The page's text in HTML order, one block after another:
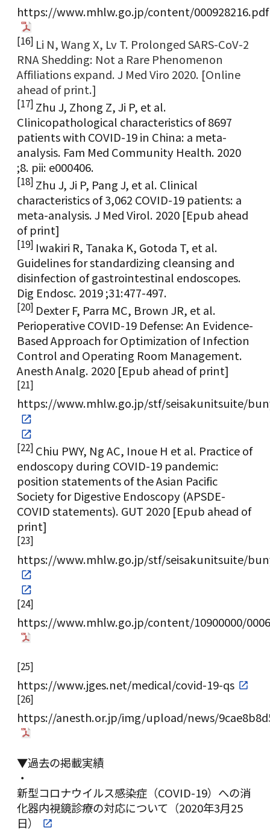
https://www.mhlw.go.jp/content/000928216.pdf
[16] Li N, Wang X, Lv T. Prolonged SARS-CoV-2
RNA Shedding: Not a Rare Phenomenon
Affiliations expand. J Med Viro 2020. [Online
ahead of print.]
[17] Zhu J, Zhong Z, Ji P, et al.
Clinicopathological characteristics of 8697
patients with COVID-19 in China: a meta-
analysis. Fam Med Community Health. 2020
;8. pii: e000406.
[18] Zhu J, Ji P, Pang J, et al. Clinical
characteristics of 3,062 COVID-19 patients: a
meta-analysis. J Med Virol. 2020 [Epub ahead
of print]
[19] Iwakiri R, Tanaka K, Gotoda T, et al.
Guidelines for standardizing cleansing and
disinfection of gastrointestinal endoscopes.
Dig Endosc. 2019 ;31:477-497.
[20] Dexter F, Parra MC, Brown JR, et al.
Perioperative COVID-19 Defense: An Evidence-
Based Approach for Optimization of Infection
Control and Operating Room Management.
Anesth Analg. 2020 [Epub ahead of print]
[21]
https://www.mhlw.go.jp/stf/seisakunitsuite/
[22] Chiu PWY, Ng AC, Inoue H et al. Practice of
endoscopy during COVID-19 pandemic:
position statements of the Asian Pacific
Society for Digestive Endoscopy (APSDE-
COVID statements). GUT 2020 [Epub ahead of
print]
[23]
https://www.mhlw.go.jp/stf/seisakunitsuite/
[24]
https://www.mhlw.go.jp/content/10900000/
[25]
https://www.jges.net/medical/covid-19-qs
[26]
https://anesth.or.jp/img/upload/news/
▼過去の掲載実績
・
新型コロナウイルス感染症（COVID-19）への消
化器内視鏡診療の対応について（2020年3月25
日）